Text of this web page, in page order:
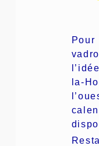
la-